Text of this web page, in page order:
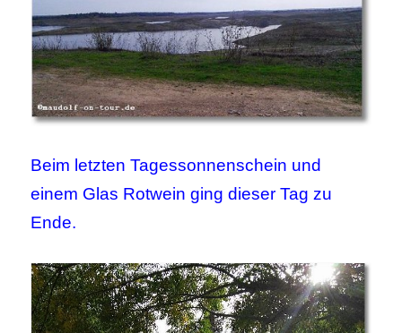
Beim letzten Tagessonnenschein und
einem Glas Rotwein ging dieser Tag zu
Ende.